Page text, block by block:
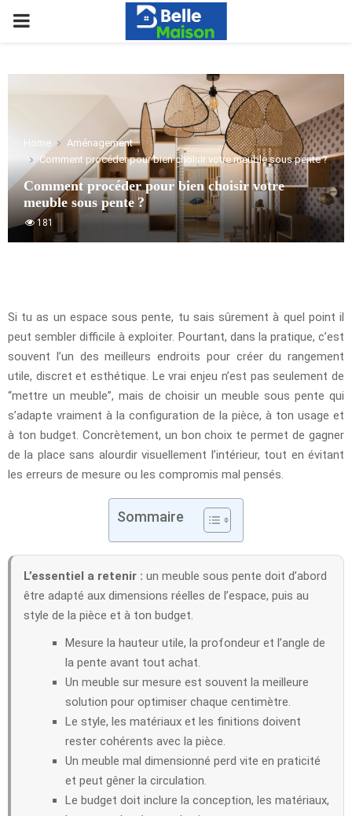
PRIMARY
Home
Aménagement
Comment procéder pour bien choisir votre meuble sous pente ?
Comment procéder pour bien choisir votre
meuble sous pente ?
181
Si tu as un espace sous pente, tu sais sûrement à quel point il
peut sembler difficile à exploiter. Pourtant, dans la pratique, c’est
souvent l’un des meilleurs endroits pour créer du rangement
utile, discret et esthétique. Le vrai enjeu n’est pas seulement de
“mettre un meuble”, mais de choisir un meuble sous pente qui
s’adapte vraiment à la configuration de la pièce, à ton usage et
à ton budget. Concrètement, un bon choix te permet de gagner
de la place sans alourdir visuellement l’intérieur, tout en évitant
les erreurs de mesure ou les compromis mal pensés.
Sommaire
L’essentiel a retenir : un meuble sous pente doit d’abord
être adapté aux dimensions réelles de l’espace, puis au
style de la pièce et à ton budget.
Mesure la hauteur utile, la profondeur et l’angle de
la pente avant tout achat.
Un meuble sur mesure est souvent la meilleure
solution pour optimiser chaque centimètre.
Le style, les matériaux et les finitions doivent
rester cohérents avec la pièce.
Un meuble mal dimensionné perd vite en praticité
et peut gêner la circulation.
Le budget doit inclure la conception, les matériaux,